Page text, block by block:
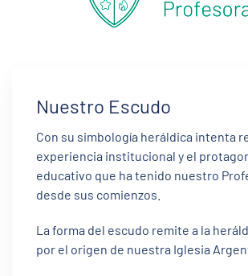
Nuestro Escudo
Con su simbología heráldica intenta
experiencia institucional y el
educativo que ha tenido nuestro
desde sus comienzos.
La forma del escudo remite a la
por el origen de nuestra Iglesia